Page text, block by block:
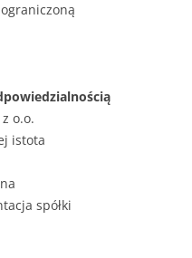
o.o.
istota
spółki